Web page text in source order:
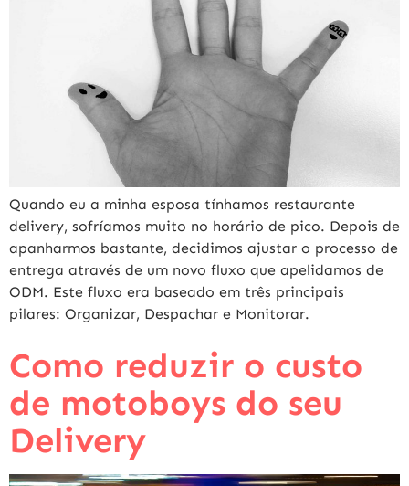
Quando eu a minha esposa tínhamos restaurante
delivery, sofríamos muito no horário de pico. Depois de
apanharmos bastante, decidimos ajustar o processo de
entrega através de um novo fluxo que apelidamos de
ODM. Este fluxo era baseado em três principais
pilares: Organizar, Despachar e Monitorar.
Como reduzir o custo
de motoboys do seu
Delivery